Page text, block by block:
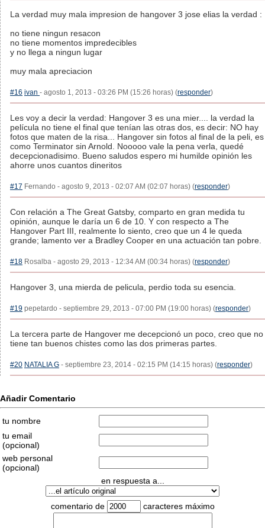
La verdad muy mala impresion de hangover 3 jose elias la verdad :
no tiene ningun resacon
no tiene momentos impredecibles
y no llega a ningun lugar
muy mala apreciacion
#16 ivan - agosto 1, 2013 - 03:26 PM (15:26 horas) (responder)
Les voy a decir la verdad: Hangover 3 es una mier.... la verdad la
película no tiene el final que tenían las otras dos, es decir: NO hay
fotos que maten de la risa... Hangover sin fotos al final de la peli, es
como Terminator sin Arnold. Nooooo vale la pena verla, quedé
decepcionadisimo. Bueno saludos espero mi humilde opinión les
ahorre unos cuantos dineritos
#17 Fernando - agosto 9, 2013 - 02:07 AM (02:07 horas) (responder)
Con relación a The Great Gatsby, comparto en gran medida tu
opinión, aunque le daría un 6 de 10. Y con respecto a The
Hangover Part III, realmente lo siento, creo que un 4 le queda
grande; lamento ver a Bradley Cooper en una actuación tan pobre.
#18 Rosalba - agosto 29, 2013 - 12:34 AM (00:34 horas) (responder)
Hangover 3, una mierda de pelicula, perdio toda su esencia.
#19 pepetardo - septiembre 29, 2013 - 07:00 PM (19:00 horas) (responder)
La tercera parte de Hangover me decepcionó un poco, creo que no
tiene tan buenos chistes como las dos primeras partes.
#20 NATALIA G - septiembre 23, 2014 - 02:15 PM (14:15 horas) (responder)
Añadir Comentario
tu nombre
tu email
(opcional)
web personal
(opcional)
en respuesta a...
comentario de caracteres máximo